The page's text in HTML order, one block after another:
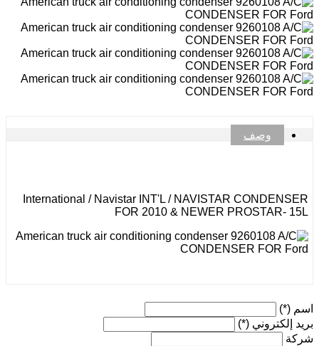
وصف
International / Navistar INT'L / NAVISTAR CONDENSER
FOR 2010 & NEWER PROSTAR- 15L
اسم (*)
بريد إلكتروني (*)
شركة